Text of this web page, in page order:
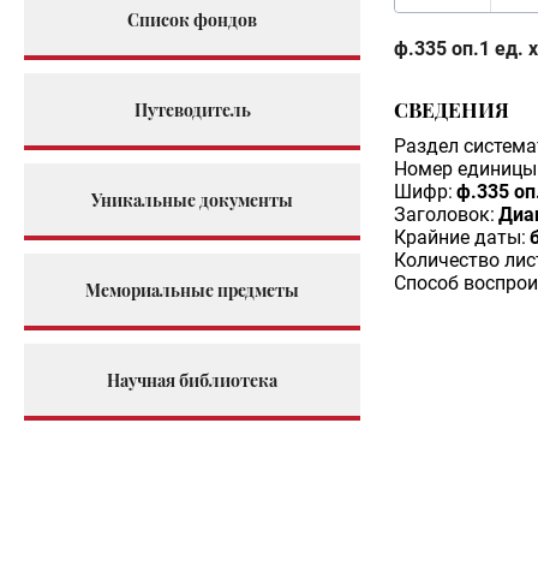
Список фондов
Путеводитель
Уникальные документы
Мемориальные предметы
Научная библиотека
ф.335 оп.1 ед.
СВЕДЕНИЯ
Раздел
Номер единицы
Шифр: ф.335
Заголовок:
Крайние даты:
Количество
Способ